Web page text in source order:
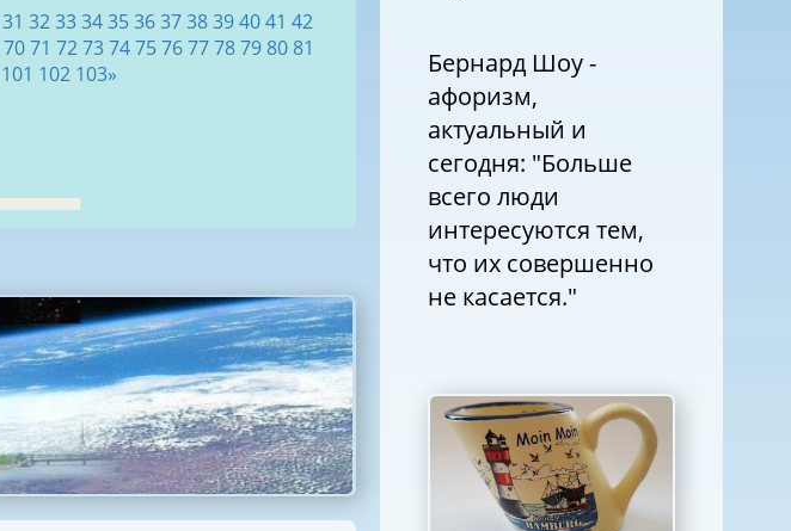
31 32333435363738394041 42
7071 7273747576777879 80 81
101 102 103»
Бернард Шоу -
афоризм,
актуальный и
сегодня: "Больше
всего люди
интересуются тем,
что их совершенно
не касается."